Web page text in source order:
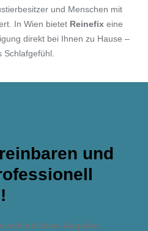
und Menschen mit
In Wien bietet Reinefix eine
direkt bei Ihnen zu Hause –
und
Angebot.